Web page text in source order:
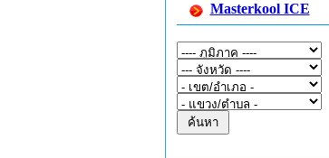
Masterkool ICE